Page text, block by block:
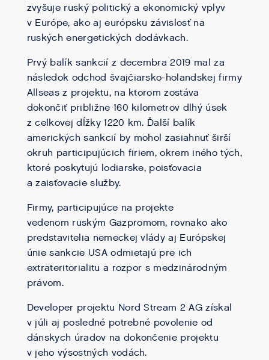
zvyšuje ruský politický a ekonomický vplyv
v Európe, ako aj európsku závislosť na
ruských energetických dodávkach.
Prvý balík sankcií z decembra 2019 mal za
následok odchod švajčiarsko-holandskej firmy
Allseas z projektu, na ktorom zostáva
dokončiť približne 160 kilometrov dlhý úsek
z celkovej dĺžky 1220 km. Ďalší balík
amerických sankcií by mohol zasiahnuť širší
okruh participujúcich firiem, okrem iného tých,
ktoré poskytujú lodiarske, poisťovacia
a zaisťovacie služby.
Firmy, participujúce na projekte
vedenom ruským Gazpromom, rovnako ako
predstavitelia nemeckej vlády aj Európskej
únie sankcie USA odmietajú pre ich
extrateritorialitu a rozpor s medzinárodným
právom.
Developer projektu Nord Stream 2 AG získal
v júli aj posledné potrebné povolenie od
dánskych úradov na dokončenie projektu
v jeho výsostných vodách.